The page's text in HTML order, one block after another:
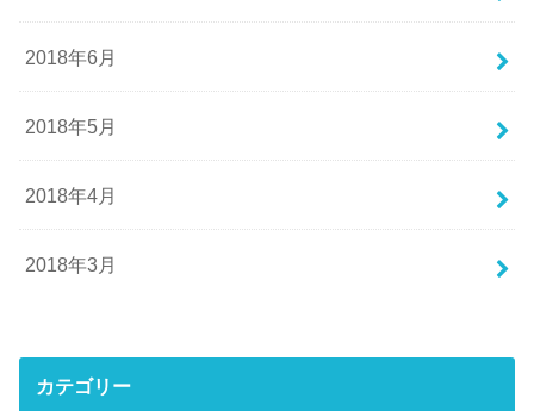
2018年6月
2018年5月
2018年4月
2018年3月
カテゴリー